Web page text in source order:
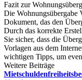
Fazit zur
Die Wohnungsübergabe
Dokument, das den
Durch das korrekte
Sie sicher, dass die
Vorlagen aus dem
wichtigen Tipps, um
Weitere Beiträge